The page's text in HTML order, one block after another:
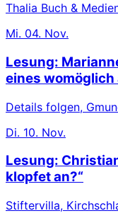
Thalia Buch &
Mi. 04. Nov.
Lesung:
eines womöglich
Details folgen,
Di. 10. Nov.
Lesung:
klopfet an?“
Stiftervilla,